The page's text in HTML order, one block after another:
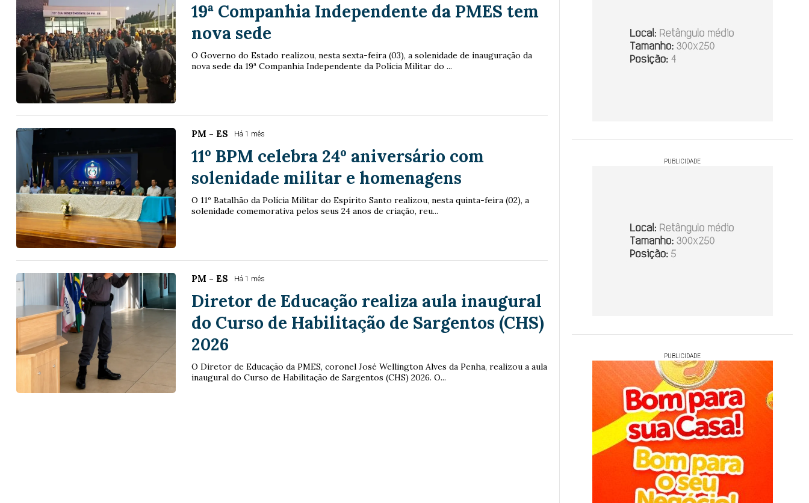
19ª Companhia Independente da PMES tem
nova sede
O Governo do Estado realizou, nesta sexta-feira (03), a solenidade de inauguração da
nova sede da 19ª Companhia Independente da Polícia Militar do ...
PM - ES Há 1 mês
11º BPM celebra 24º aniversário com
solenidade militar e homenagens
O 11º Batalhão da Polícia Militar do Espírito Santo realizou, nesta quinta-feira (02), a
solenidade comemorativa pelos seus 24 anos de criação, reu...
PM - ES Há 1 mês
Diretor de Educação realiza aula inaugural
do Curso de Habilitação de Sargentos (CHS)
2026
O Diretor de Educação da PMES, coronel José Wellington Alves da Penha, realizou a aula
inaugural do Curso de Habilitação de Sargentos (CHS) 2026. O...
PUBLICIDADE
PUBLICIDADE